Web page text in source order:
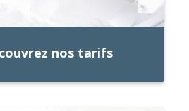
nos tarifs